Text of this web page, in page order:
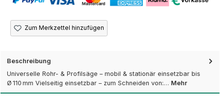
Zum Merkzettel hinzufügen
Beschreibung
Universelle Rohr- & Profilsäge – mobil & stationär einsetzbar bis
Ø 110 mm Vielseitig einsetzbar – zum Schneiden von:… Mehr